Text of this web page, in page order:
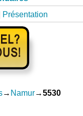
Présentation
→ Namur→5530